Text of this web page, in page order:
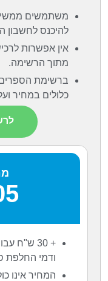
משתמשים
להיכנס לחשבון
אין אפשרות
מתוך הרשימה.
ברשימת הספרים
כלולים במחיר
+ 30 ש"ח
ודמי
המחיר אינו